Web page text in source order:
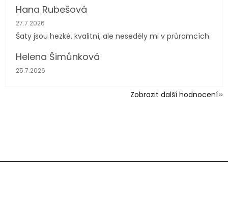
Hana Rubešová
Hodnocení obchodu je 4 z 5 hvězdiček.
27.7.2026
Šaty jsou hezké, kvalitní, ale neseděly mi v průramcích
Helena Šimůnková
Hodnocení obchodu je 5 z 5 hvězdiček.
25.7.2026
Zobrazit další hodnocení
p